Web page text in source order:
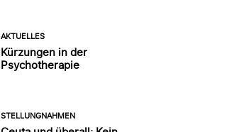
AKTUELLES
Kürzungen in der
Psychotherapie
STELLUNGNAHMEN